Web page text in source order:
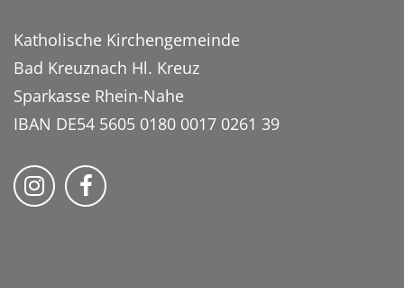
Katholische Kirchengemeinde
Bad Kreuznach Hl. Kreuz
Sparkasse Rhein-Nahe
IBAN DE54 5605 0180 0017 0261 39
Bistum Trier auf Instragram
Bistum Trier auf Facebook